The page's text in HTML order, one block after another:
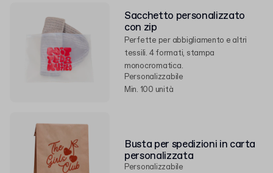
Sacchetto personalizzato
con zip
Perfette per abbigliamento e altri
tessili. 4 formati, stampa
monocromatica.
Personalizzabile
Min. 100 unità
Busta per spedizioni in carta
personalizzata
Personalizzabile